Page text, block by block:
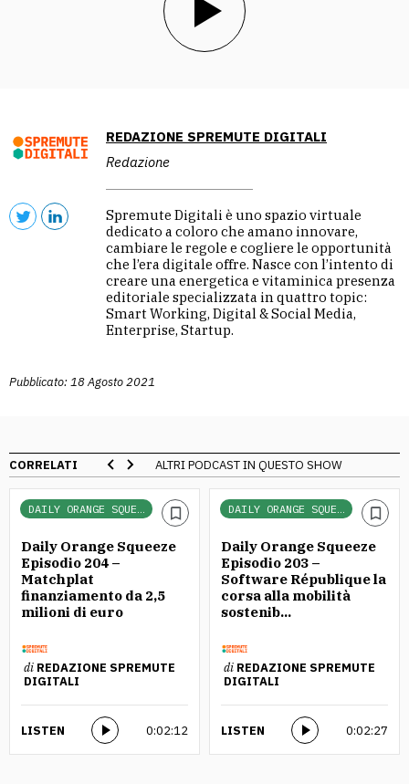
REDAZIONE SPREMUTE DIGITALI
Redazione
Spremute Digitali è uno spazio virtuale
dedicato a coloro che amano innovare,
cambiare le regole e cogliere le opportunità
che l’era digitale offre. Nasce con l’intento di
creare una energetica e vitaminica presenza
editoriale specializzata in quattro topic:
Smart Working, Digital & Social Media,
Enterprise, Startup.
Pubblicato: 18 Agosto 2021
CORRELATI ALTRI PODCAST IN QUESTO SHOW
DAILY ORANGE SQUEEZE
Daily Orange Squeeze
Episodio 204 –
Matchplat
finanziamento da 2,5
milioni di euro
di REDAZIONE SPREMUTE
DIGITALI
LISTEN 0:02:12
DAILY ORANGE SQUEEZE
Daily Orange Squeeze
Episodio 203 –
Software République la
corsa alla mobilità
sostenib...
di REDAZIONE SPREMUTE
DIGITALI
LISTEN 0:02:27